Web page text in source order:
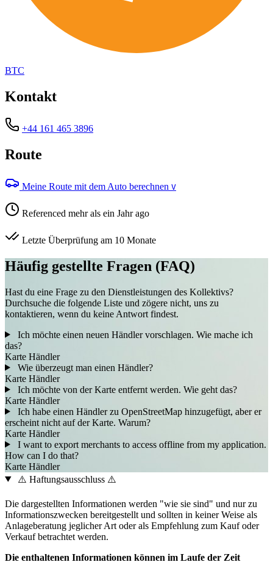
BTC
Kontakt
+44 161 465 3896
Route
Meine Route mit dem Auto berechnen V
Referenced mehr als ein Jahr ago
Letzte Überprüfung am 10 Monate
Häufig gestellte Fragen (FAQ)
Hast du eine Frage zu den Dienstleistungen des Kollektivs?
Durchsuche die folgende Liste und zögere nicht, uns zu
kontaktieren, wenn du keine Antwort findest.
Ich möchte einen neuen Händler vorschlagen. Wie mache ich
das?
Karte Händler
Wie überzeugt man einen Händler?
Karte Händler
Ich möchte von der Karte entfernt werden. Wie geht das?
Karte Händler
Ich habe einen Händler zu OpenStreetMap hinzugefügt, aber er
erscheint nicht auf der Karte. Warum?
Karte Händler
I want to export merchants to access offline from my application.
How can I do that?
Karte Händler
⚠️ Haftungsausschluss ⚠️
Die dargestellten Informationen werden "wie sie sind" und nur zu
Informationszwecken bereitgestellt und sollten in keiner Weise als
Anlageberatung jeglicher Art oder als Empfehlung zum Kauf oder
Verkauf betrachtet werden.
Die enthaltenen Informationen können im Laufe der Zeit